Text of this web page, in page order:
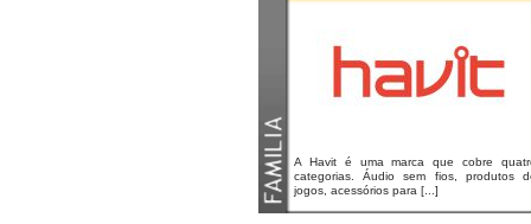
A Havit é uma marca que cobre
categorias. Áudio sem fios, produtos
jogos, acessórios para [...]